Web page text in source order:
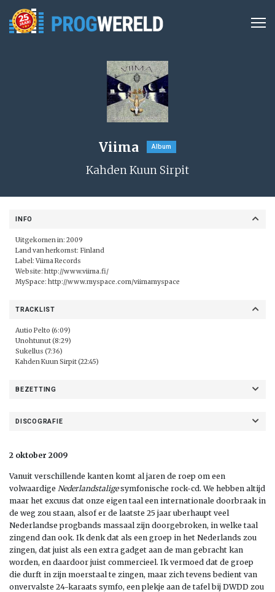
Viima Album
Kahden Kuun Sirpit
INFO
Uitgekomen in: 2009
Land van herkomst: Finland
Label: Viima Records
Website: http://www.viima.fi/
MySpace: http://www.myspace.com/viimamyspace
TRACKLIST
Autio Pelto (6:09)
Unohtunut (8:29)
Sukellus (7:36)
Kahden Kuun Sirpit (22:45)
BEZETTING
DISCOGRAFIE
2 oktober 2009
Vanuit verschillende kanten komt al jaren de roep om een
volwaardige Nederlandstaligesymfonische rock-cd. We hebben altijd
maar het excuus dat onze eigen taal een internationale doorbraak in
de weg zou staan, alsof er de laatste 25 jaar uberhaupt veel
Nederlandse progbands massaal zijn doorgebroken, in welke taal
zingend dan ook. Ik denk dat als een groep in het Nederlands zou
zingen, dat juist als een extra gadget aan de man gebracht kan
worden, en daardoor juist commercieel. Ik vermoed dat de groep
die durft in zijn moerstaal te zingen, maar zich tevens bedient van
onvervalste 24-karaats symfo, een plekje aan de tafel bij DWDD zou